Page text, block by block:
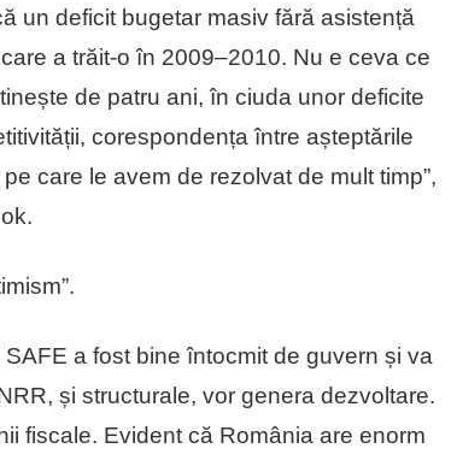
un deficit bugetar masiv fără asistență
a trăit-o în 2009–2010. Nu e ceva ce
de patru ani, în ciuda unor deficite
corespondența între așteptările
care le avem de rezolvat de mult timp”,
a fost bine întocmit de guvern și va
și structurale, vor genera dezvoltare.
fiscale. Evident că România are enorm